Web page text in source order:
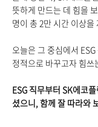
뜻하게 만드는 데 힘을
명이 총 2만 시간 이상
오늘은 그 중심에서
정적으로 바꾸고자 힘쓰
ESG 직무부터 SK에코
셨으니, 함께 잘 따라와